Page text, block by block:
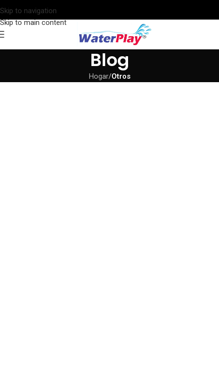
Skip to navigation
Skip to main content
Blog
Hogar/Otros